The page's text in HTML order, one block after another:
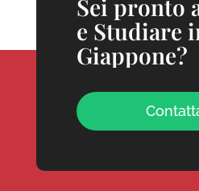
Sei pronto
e Studiare
Giappone?